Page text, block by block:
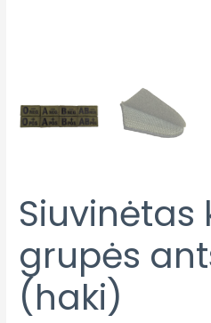
Siuvinėtas
grupės
(haki)